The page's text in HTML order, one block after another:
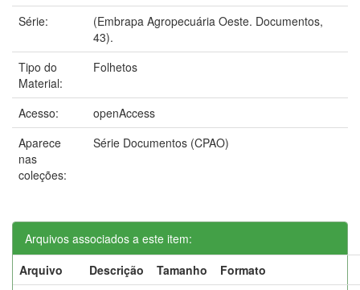
Série:
(Embrapa Agropecuária Oeste. Documentos,
43).
Tipo do
Material:
Folhetos
Acesso:
openAccess
Aparece
nas
coleções:
Série Documentos (CPAO)
Arquivos associados a este item:
Arquivo
Descrição Tamanho
Formato